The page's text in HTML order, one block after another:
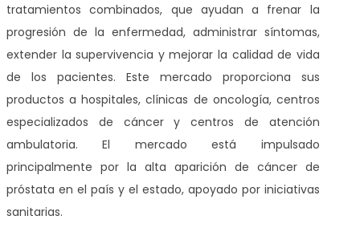
tratamientos combinados, que ayudan a frenar la
progresión de la enfermedad, administrar síntomas,
extender la supervivencia y mejorar la calidad de vida
de los pacientes. Este mercado proporciona sus
productos a hospitales, clínicas de oncología, centros
especializados de cáncer y centros de atención
ambulatoria. El mercado está impulsado
principalmente por la alta aparición de cáncer de
próstata en el país y el estado, apoyado por iniciativas
sanitarias.